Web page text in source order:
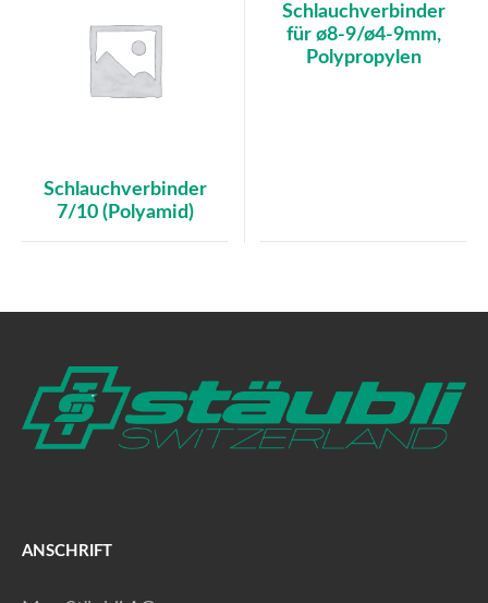
Schlauchverbinder
7/10 (Polyamid)
Schlauchverbinder
für ø8-9/ø4-9mm,
Polypropylen
ANSCHRIFT